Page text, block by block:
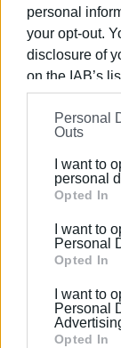
personal
your opt-out.
disclosure of
on the IAB’s
information
on theIAB’s
further
Please note
Google
behaviour.
Google and
section.
Personal
Outs
I want to
personal
Opted In
I want to
Personal
Opted In
I want to
Personal
Opted In